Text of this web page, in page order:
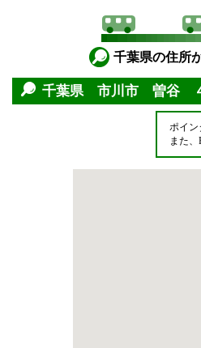
千葉県の住所
千葉県 市川市 曽谷
ポイン
また